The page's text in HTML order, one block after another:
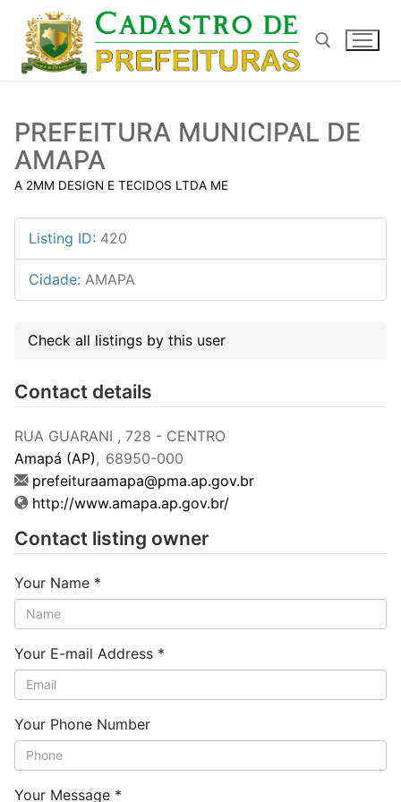
para
conteúdo
PREFEITURA MUNICIPAL DE
AMAPA
A 2MM DESIGN E TECIDOS LTDA ME
Listing ID: 420
Cidade: AMAPA
Check all listings by this user
Contact details
RUA GUARANI , 728 - CENTRO
Amapá (AP), 68950-000
prefeituraamapa@pma.ap.gov.br
http://www.amapa.ap.gov.br/
Contact listing owner
Your Name *
Your E-mail Address *
Your Phone Number
Your Message *